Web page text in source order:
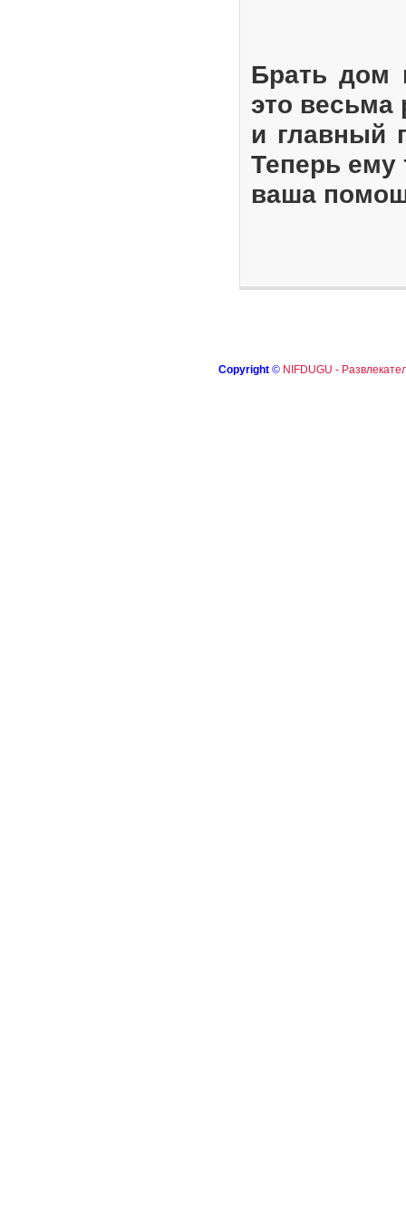
Брать дом
это весьма
и главный
Теперь ему
ваша
Copyright © NIFDUGU -